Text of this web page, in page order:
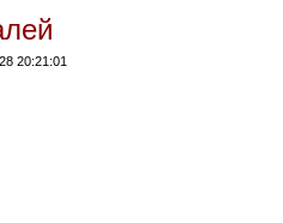
20:21:01